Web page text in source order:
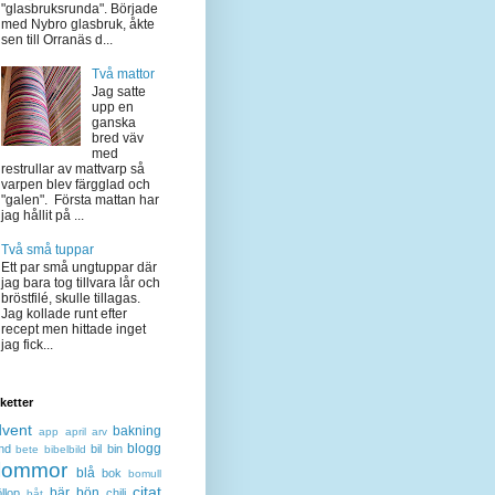
"glasbruksrunda". Började
med Nybro glasbruk, åkte
sen till Orranäs d...
Två mattor
Jag satte
upp en
ganska
bred väv
med
restrullar av mattvarp så
varpen blev färgglad och
"galen". Första mattan har
jag hållit på ...
Två små tuppar
Ett par små ungtuppar där
jag bara tog tillvara lår och
bröstfilé, skulle tillagas.
Jag kollade runt efter
recept men hittade inget
jag fick...
app april arv bakning
bete bibelbild bil bin blogg
blå bok bomull